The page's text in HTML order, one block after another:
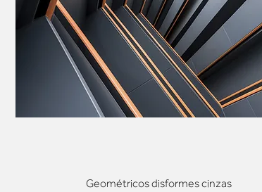
Geométricos disformes cinzas